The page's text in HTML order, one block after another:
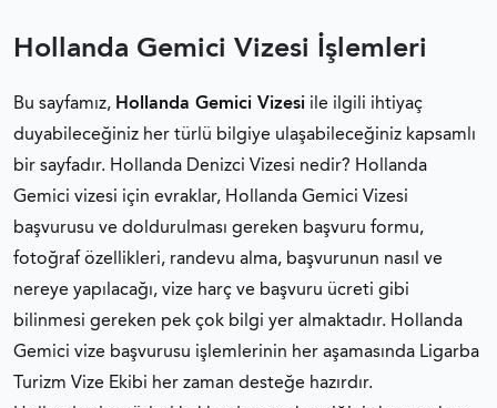
HOLLANDA EVLILIK VIZESI
HOLLANDA ÖĞRENCI VIZESI
HOLLANDA ÇALIŞMA VIZESI
HOLLANDA YÜKSEK VASIFLI UZMAN GÖÇMENLIK
Hollanda Gemici Vizesi İşlemleri
Bu sayfamız, Hollanda Gemici Vizesi ile ilgili ihtiyaç
duyabileceğiniz her türlü bilgiye ulaşabileceğiniz kapsamlı
bir sayfadır. Hollanda Denizci Vizesi nedir? Hollanda
Gemici vizesi için evraklar, Hollanda Gemici Vizesi
başvurusu ve doldurulması gereken başvuru formu,
fotoğraf özellikleri, randevu alma, başvurunun nasıl ve
nereye yapılacağı, vize harç ve başvuru ücreti gibi
bilinmesi gereken pek çok bilgi yer almaktadır. Hollanda
Gemici vize başvurusu işlemlerinin her aşamasında Ligarba
Turizm Vize Ekibi her zaman desteğe hazırdır.